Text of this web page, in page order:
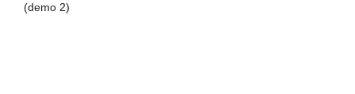
(demo 2)